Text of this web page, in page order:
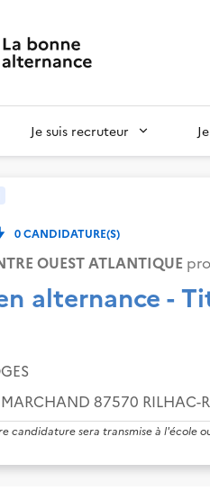
Je suis recruteur
0CANDIDATURE(S)
OUEST ATLANTIQUE
alternance -
87570 RILHAC-
candidature sera transmise à l'école